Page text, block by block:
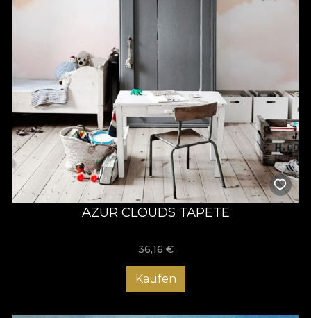
AZUR CLOUDS TAPETE
36,16 €
Kaufen